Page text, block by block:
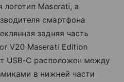
логотип Maserati, а
смартфона
задняя часть
V20 Maserati Edition
USB-C расположен между
в нижней части